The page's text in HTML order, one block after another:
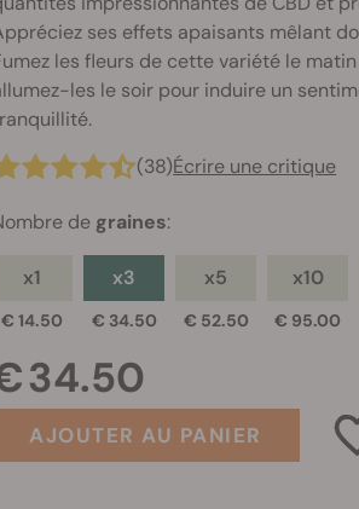
ses effets apaisants mêlant
les fleurs de cette variété le
les le soir pour induire un
(38)Écrire une critique
de graines:
x1
€ 14.50
x3
€ 34.50
x5
€ 52.50
x10
€ 95.00
34.50
AJOUTER AU PANIER